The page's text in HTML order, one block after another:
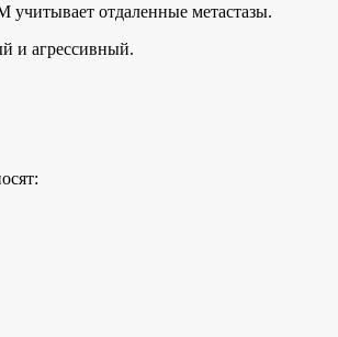
учитывает отдаленные метастазы.
и агрессивный.